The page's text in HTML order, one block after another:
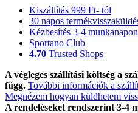
Kiszállítás 999 Ft- tól
30 napos
Kézbesítés 3-4
Sportano Club
4.70 Trusted Shops
A végleges szállítási költség a
függ. További információk a
Megnézem hogyan küldhetem
A rendeléseket rendszerint 3-4